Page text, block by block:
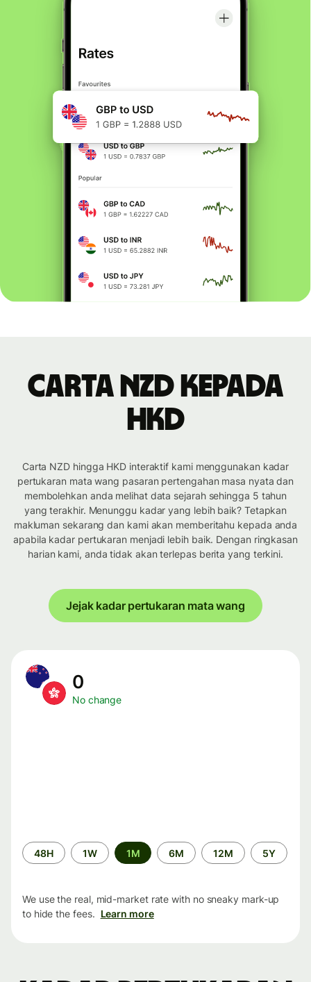
Carta NZD kepada
HKD
Carta NZD hingga HKD interaktif kami menggunakan kadar
pertukaran mata wang pasaran pertengahan masa nyata dan
membolehkan anda melihat data sejarah sehingga 5 tahun
yang terakhir. Menunggu kadar yang lebih baik? Tetapkan
makluman sekarang dan kami akan memberitahu kepada anda
apabila kadar pertukaran menjadi lebih baik. Dengan ringkasan
harian kami, anda tidak akan terlepas berita yang terkini.
Jejak kadar pertukaran mata wang
0
No change
Time
period
48H 1W 1M 6M 12M 5Y
We use the real, mid-market rate with no sneaky mark-up
to hide the fees. Learn more